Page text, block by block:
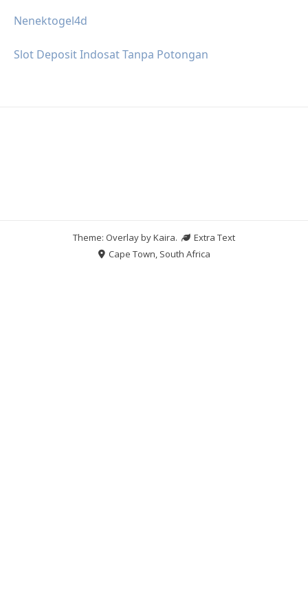
Nenektogel4d
Slot Deposit Indosat Tanpa Potongan
Theme: Overlay byKaira.
Extra Text
Cape Town, South Africa